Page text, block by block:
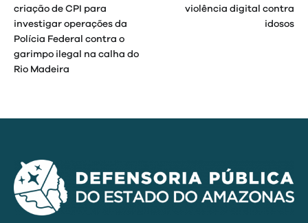
Post
criação de CPI para
investigar operações da
Polícia Federal contra o
garimpo ilegal na calha do
Rio Madeira
violência digital contra
idosos